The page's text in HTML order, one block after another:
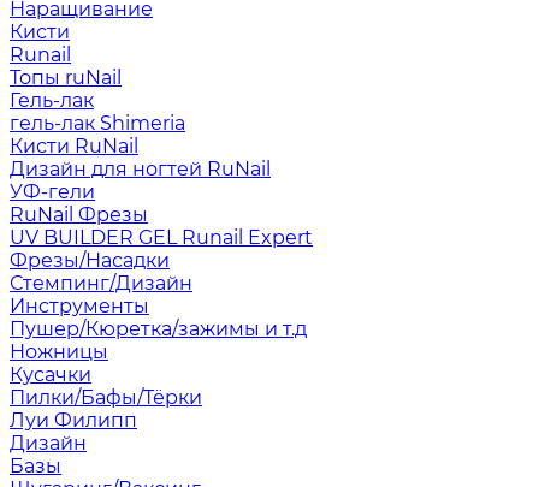
Наращивание
Кисти
Runail
Топы ruNail
Гель-лак
гель-лак Shimeria
Кисти RuNail
Дизайн для ногтей RuNail
УФ-гели
RuNail Фрезы
UV BUILDER GEL Runail Expert
Фрезы/Насадки
Стемпинг/Дизайн
Инструменты
Пушер/Кюретка/зажимы и т.д
Ножницы
Кусачки
Пилки/Бафы/Тёрки
Луи Филипп
Дизайн
Базы